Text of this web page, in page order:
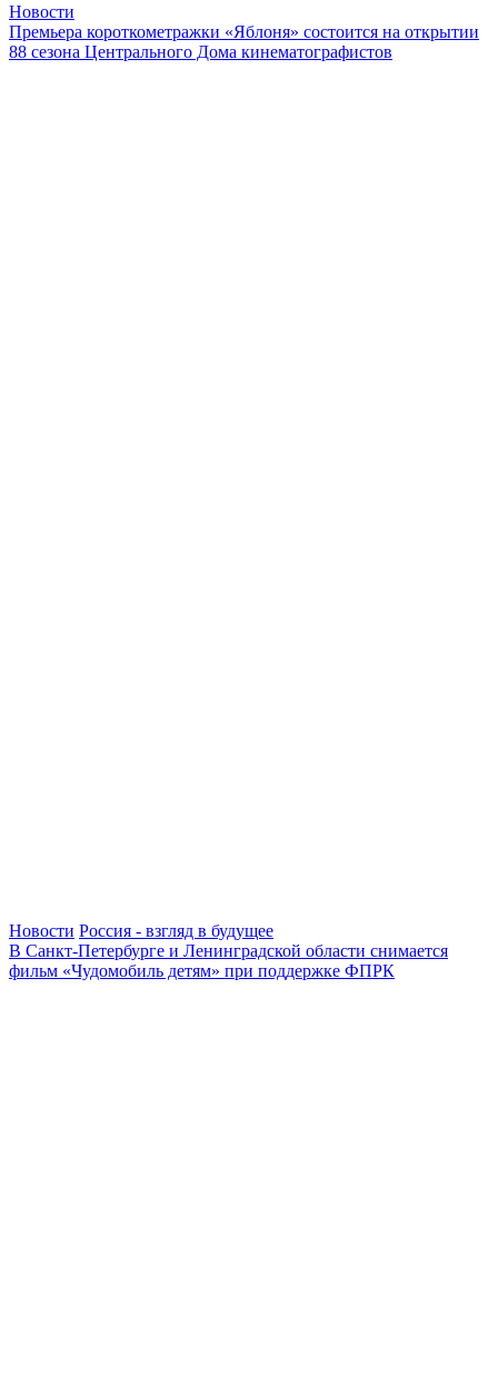
Новости
Премьера короткометражки «Яблоня» состоится на открытии
88 сезона Центрального Дома кинематографистов
Новости Россия - взгляд в будущее
В Санкт-Петербурге и Ленинградской области снимается
фильм «Чудомобиль детям» при поддержке ФПРК